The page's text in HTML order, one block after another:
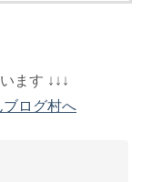
ます ↓↓↓